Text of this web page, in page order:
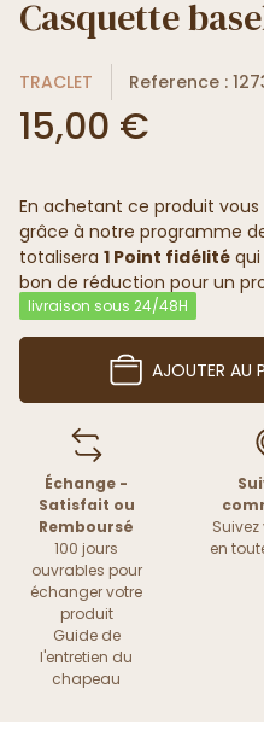
Casquette
TRACLET Reference :
15,00 €
En achetant ce produit vous
grâce à notre programme
totalisera 1 Point fidélité
bon de réduction pour un
livraison sous 24/48H
AJOUTER AU
Échange -
Satisfait ou
Remboursé
100 jours
ouvrables pour
échanger votre
produit
Guide de
l'entretien du
chapeau
en